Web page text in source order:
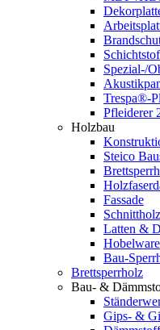
Spezial-/
Trespa®-
Pfleiderer
Holzbau
Steico
Fassade
Latten &
Hobelware
Bau-
Brettsperrholz
Bau- &
Gips- &